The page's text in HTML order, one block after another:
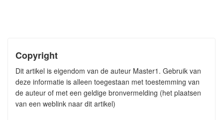
Copyright
Dit artikel is eigendom van de auteur Master1. Gebruik van
deze informatie is alleen toegestaan met toestemming van
de auteur of met een geldige bronvermelding (het plaatsen
van een weblink naar dit artikel)